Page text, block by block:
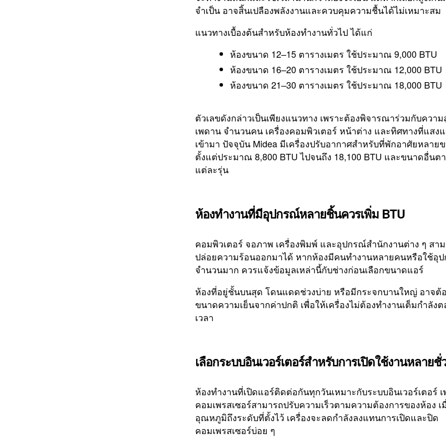
จำเป็น อาจสิ้นเปลืองพลังงานและควบคุมความชื้นได้ไม่เหมาะสม
แนวทางเบื้องต้นสำหรับห้องทำงานทั่วไป ได้แก่
ห้องขนาด 12–15 ตารางเมตร ใช้ประมาณ 9,000 BTU
ห้องขนาด 16–20 ตารางเมตร ใช้ประมาณ 12,000 BTU
ห้องขนาด 21–30 ตารางเมตร ใช้ประมาณ 18,000 BTU
ตัวเลขดังกล่าวเป็นเพียงแนวทาง เพราะต้องพิจารณาร่วมกับความ
เพดาน จำนวนคน เครื่องคอมพิวเตอร์ หน้าต่าง และทิศทางที่แสง
เข้ามา ปัจจุบัน Midea มีเครื่องปรับอากาศสำหรับที่พักอาศัยหลาย
ตั้งแต่ประมาณ 8,800 BTU ไปจนถึง 18,100 BTU และขนาดอื่นต
แต่ละรุ่น
ห้องทำงานที่มีอุปกรณ์หลายชิ้นควรเพิ่ม BTU
คอมพิวเตอร์ จอภาพ เครื่องพิมพ์ และอุปกรณ์สำนักงานต่าง ๆ สา
ปล่อยความร้อนออกมาได้ หากห้องมีคนทำงานหลายคนหรือใช้อุ
จำนวนมาก ควรแจ้งข้อมูลเหล่านี้กับช่างก่อนเลือกขนาดแอร์
ห้องที่อยู่ชั้นบนสุด โดนแดดช่วงบ่าย หรือมีกระจกบานใหญ่ อาจต้
ขนาดความเย็นจากค่าปกติ เพื่อให้เครื่องไม่ต้องทำงานเต็มกำลัง
เวลา
เลือกระบบอินเวอร์เตอร์สำหรับการเปิดใช้งานหลายชั่
ห้องทำงานที่เปิดแอร์ติดต่อกันทุกวันเหมาะกับระบบอินเวอร์เตอร์ เ
คอมเพรสเซอร์สามารถปรับความเร็วตามความต้องการของห้อง เ
อุณหภูมิถึงระดับที่ตั้งไว้ เครื่องจะลดกำลังลงแทนการเปิดและปิด
คอมเพรสเซอร์บ่อย ๆ